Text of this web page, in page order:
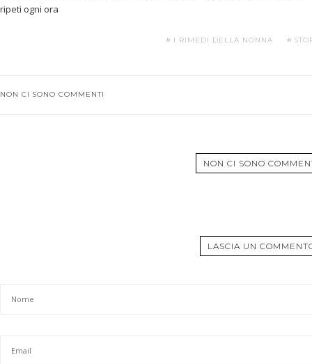
ripeti ogni ora
I RIMEDI DELLA NONNA
NON CI SONO COMMENTI
NON CI SONO
LASCIA UN